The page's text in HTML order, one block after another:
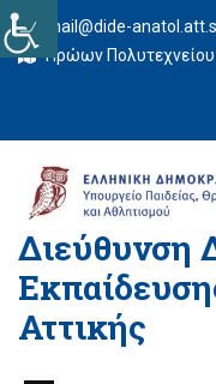
mail@dide-
Ηρώων Πολυτεχνείου
Διεύθυνση
Αττικής